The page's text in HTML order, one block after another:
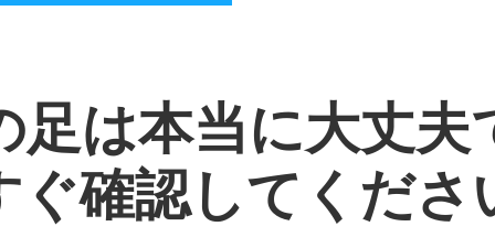
足は本当に大丈夫
ぐ確認してくださ